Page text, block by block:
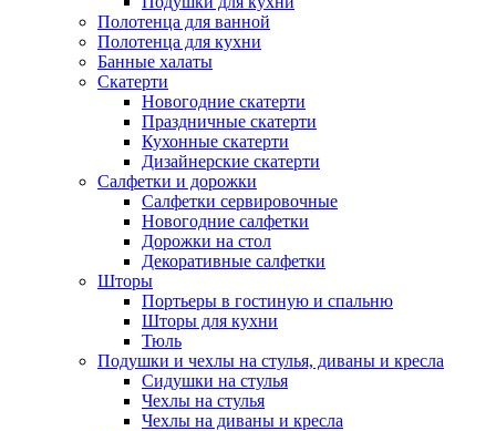
Полотенца для ванной
Полотенца для кухни
Банные халаты
Скатерти
Новогодние скатерти
Праздничные скатерти
Кухонные скатерти
Дизайнерские скатерти
Салфетки и дорожки
Салфетки сервировочные
Новогодние салфетки
Дорожки на стол
Декоративные салфетки
Шторы
Портьеры в гостиную и спальню
Шторы для кухни
Тюль
Подушки и чехлы на стулья, диваны и кресла
Сидушки на стулья
Чехлы на стулья
Чехлы на диваны и кресла